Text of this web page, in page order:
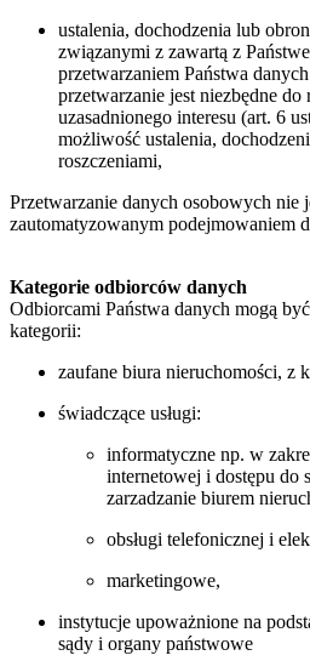
ustalenia, dochodzenia lub
związanymi z zawartą z
przetwarzaniem Państwa
przetwarzanie jest niezbędne
uzasadnionego interesu (art. 6
możliwość ustalenia,
roszczeniami,
Przetwarzanie danych osobowych nie
zautomatyzowanym podejmowaniem
Kategorie odbiorców danych
Odbiorcami Państwa danych mogą
kategorii:
zaufane biura nieruchomości, z
świadczące usługi:
informatyczne np. w
internetowej i dostępu do
zarzadzanie biurem
obsługi telefonicznej i
marketingowe,
instytucje upoważnione na
sądy i organy państwowe